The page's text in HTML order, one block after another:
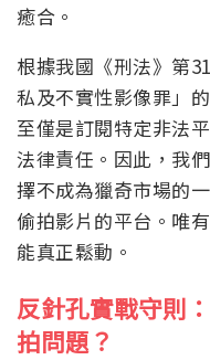
癒合。
根據我國《刑法》第
私及不實性影像罪」
至僅是訂閱特定非法
法律責任。因此，我
擇不成為獵奇市場的
偷拍影片的平台。唯
能真正鬆動。
反針孔實戰守則
拍問題？